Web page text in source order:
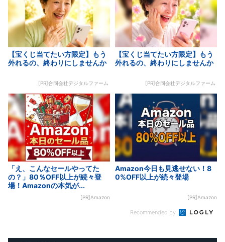
【宝くじ当てたい方限定】もう
外れるの、終わりにしませんか
[PR]合同会社デジタルファーム
【宝くじ当てたい方限定】もう
外れるの、終わりにしませんか
[PR]合同会社デジタルファーム
「え、こんなセールやってた
の？」80％OFF以上が続々登
場！Amazonの本気が...
[PR]Amazon
Amazon今日も見逃せない！8
0%OFF以上が続々登場
[PR]Amazon
Recommended by